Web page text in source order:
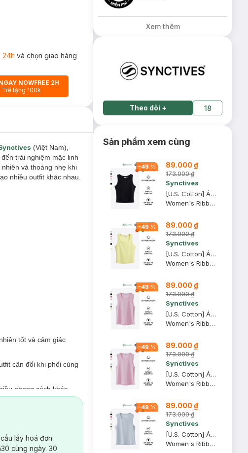
24h và chọn giao hàng
NOWFREE 2H
Trễ tặng 100k
(Việt Nam),
trải nghiệm mặc linh
và thoáng nhẹ khi
nhiều outfit khác nhau.
tốt và cảm giác
cân đối khi phối cùng
phong cách khác
hiện đại hơn.
cử động.
lấy hoá đơn
cùng ngày. 30
Xem thêm
Theo dõi + 18
Sản phẩm xem cùng
-49 % 89.000 ₫
173.000 ₫
Synctives
[U.S. Cotton] Áo Tank Top Nữ Synctives Slim Fit, Đen, L - CWTA0005
Women's Ribbed Waist Length Fitted Tank Top
-49 % 89.000 ₫
173.000 ₫
Synctives
[U.S. Cotton] Áo Tank Top Nữ Synctives Slim Fit, Vàng Nhạt, L - CWTA0005
Women's Ribbed Waist Length Fitted Tank Top
-49 % 89.000 ₫
173.000 ₫
Synctives
[U.S. Cotton] Áo Tank Top Nữ Synctives Regular Fit, Hồng Phấn, XL - CWTA0004
Women's Ribbed Regular Fit Tank Top
-49 % 89.000 ₫
173.000 ₫
Synctives
[U.S. Cotton] Áo Tank Top Nữ Synctives Regular Fit, Hồng Phấn, M - CWTA0004
Women's Ribbed Regular Fit Tank Top
-49 % 89.000 ₫
173.000 ₫
Synctives
[U.S. Cotton] Áo Tank Top Nữ Synctives Regular Fit, Xám Nhạt, XS - CWTA0004
Women's Ribbed Regular Fit Tank Top